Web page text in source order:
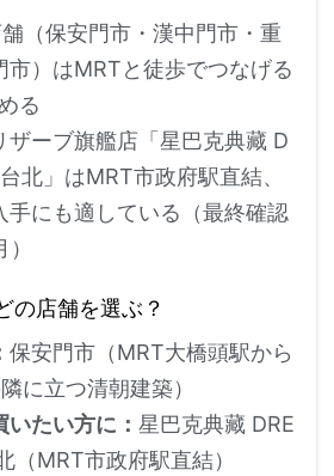
（保安門市・漢中門市・重
市）はMRTと徒歩でつなげる
る
ザーブ旗艦店「星巴克典藏 D
北」はMRT市政府駅直結、
手にも適している（最終確認
の店舗を選ぶ？
保安門市（MRT大橋頭駅から
に立つ清朝建築）
たい方に： 星巴克典藏 DRE
（MRT市政府駅直結）